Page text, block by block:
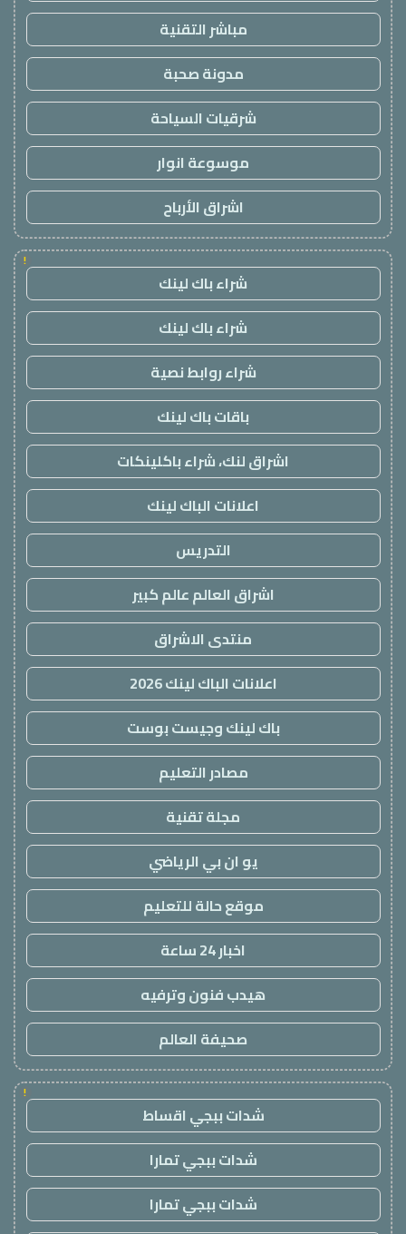
مباشر التقنية
مدونة صحبة
شرقيات السياحة
موسوعة انوار
اشراق الأرباح
!
شراء باك لينك
شراء باك لينك
شراء روابط نصية
باقات باك لينك
اشراق لنك، شراء باكلينكات
اعلانات الباك لينك
التدريس
اشراق العالم عالم كبير
منتدى الاشراق
اعلانات الباك لينك 2026
باك لينك وجيست بوست
مصادر التعليم
مجلة تقنية
يو ان بي الرياضي
موقع حالة للتعليم
اخبار 24 ساعة
هيدب فنون وترفيه
صحيفة العالم
!
شدات ببجي اقساط
شدات ببجي تمارا
شدات ببجي تمارا